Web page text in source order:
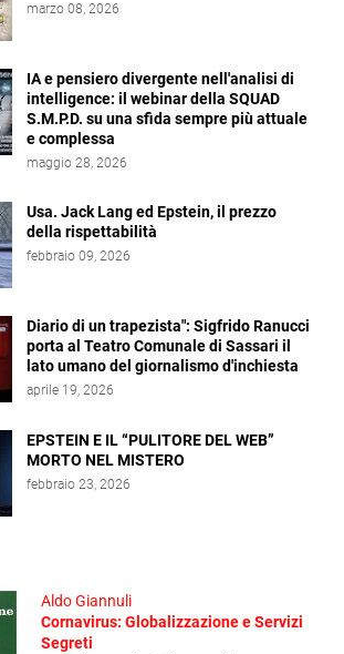
marzo 08, 2026
IA e pensiero divergente nell'analisi di
intelligence: il webinar della SQUAD
S.M.P.D. su una sfida sempre più attuale
e complessa
maggio 28, 2026
Usa. Jack Lang ed Epstein, il prezzo
della rispettabilità
febbraio 09, 2026
Diario di un trapezista": Sigfrido Ranucci
porta al Teatro Comunale di Sassari il
lato umano del giornalismo d'inchiesta
aprile 19, 2026
EPSTEIN E IL “PULITORE DEL WEB”
MORTO NEL MISTERO
febbraio 23, 2026
Aldo Giannuli
Cornavirus: Globalizzazione e Servizi
Segreti